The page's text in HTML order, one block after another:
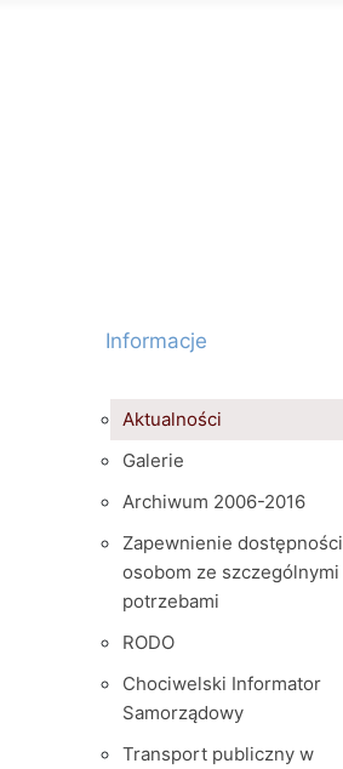
Informacje
Aktualności
Galerie
Archiwum 2006-2016
Zapewnienie dostępności
osobom ze szczególnymi
potrzebami
RODO
Chociwelski Informator
Samorządowy
Transport publiczny w